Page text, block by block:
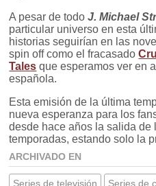
A pesar de todoJ. Michael
particular universo en esta
historias seguirían en las
spin off como el fracasado
Tales que esperamos ver en
española.
Esta emisión de la última
nueva esperanza para los
desde hace años la salida de
temporadas, estando solo la
ARCHIVADO EN
Series de televisión Series de